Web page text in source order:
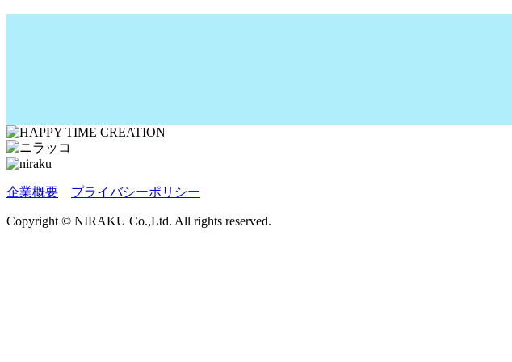
企業概要 プライバシーポリシー
Copyright © NIRAKU Co.,Ltd. All rights reserved.